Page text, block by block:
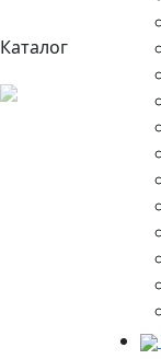
Каталог